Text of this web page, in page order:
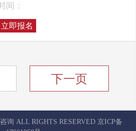
间：
立即报名
下一页
询 ALL RIGHTS RESERVED 京ICP备